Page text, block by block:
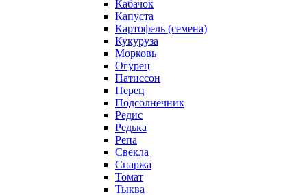
Кабачок
Капуста
Картофель (семена)
Кукуруза
Морковь
Огурец
Патиссон
Перец
Подсолнечник
Редис
Редька
Репа
Свекла
Спаржа
Томат
Тыква